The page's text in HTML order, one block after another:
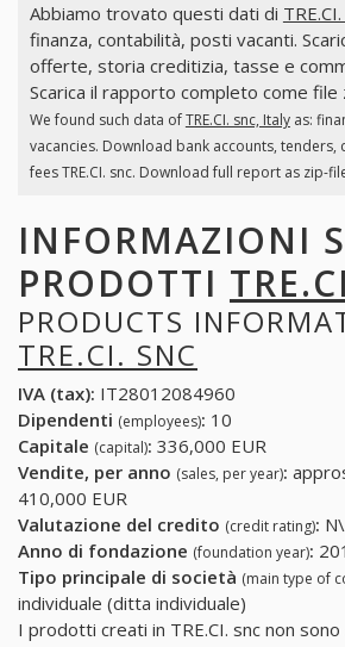
Abbiamo trovato questi dati di
finanza, contabilità, posti vacanti.
offerte, storia creditizia, tasse e
Scarica il rapporto completo come file
We found such data ofTRE.CI. snc, Italyas:
vacancies. Download bank accounts, tenders,
fees TRE.CI. snc. Download full report as zip-
INFORMAZIONI
PRODOTTI
PRODUCTS
TRE.CI. SNC
IVA (tax): IT28012084960
Dipendenti (employees): 10
Capitale (capital): 336,000 EUR
Vendite, per anno (sales, per year):
410,000 EUR
Valutazione del credito (credit rating):
Anno di fondazione (foundation year):
Tipo principale di società (main type of
individuale (ditta individuale)
I prodotti creati in TRE.CI. snc non